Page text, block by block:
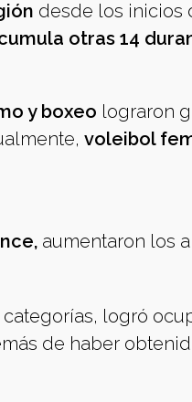
desde los inicios
otras 14
y boxeo lograron
voleibol
aumentaron los
logró
de haber